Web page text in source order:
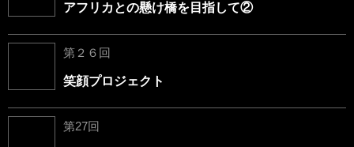
アフリカとの懸け橋を目指して②
第２６回
笑顔プロジェクト
第27回